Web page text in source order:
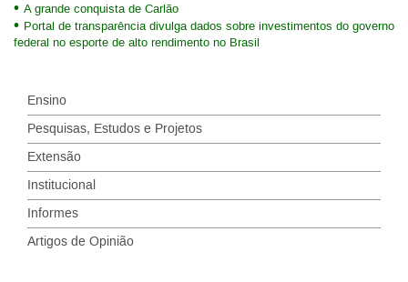
A grande conquista de Carlão
Portal de transparência divulga dados sobre investimentos do governo
federal no esporte de alto rendimento no Brasil
Ensino
Pesquisas, Estudos e Projetos
Extensão
Institucional
Informes
Artigos de Opinião